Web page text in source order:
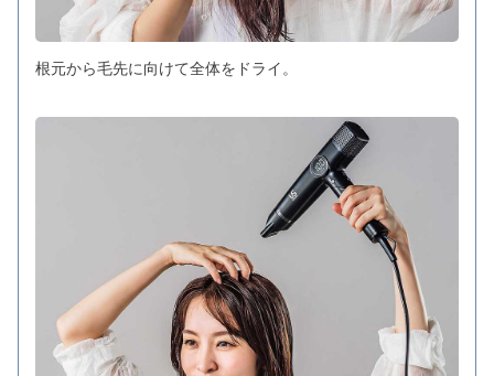
根元から毛先に向けて全体をドライ。